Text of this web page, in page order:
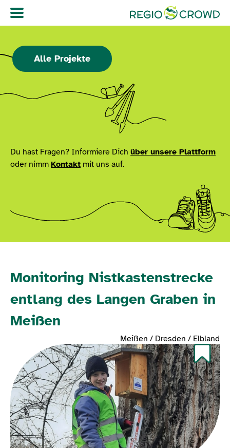
Navigation überspringen
Alle Projekte
Du hast Fragen? Informiere Dich über unsere Plattform
oder nimm Kontakt mit uns auf.
Monitoring Nistkastenstrecke
entlang des Langen Graben in
Meißen
Meißen / Dresden / Elbland